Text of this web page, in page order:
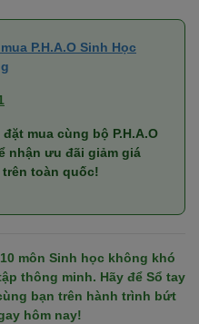
P.H.A.O Sinh Học
mua cùng bộ P.H.A.O
nhận ưu đãi giảm giá
toàn quốc!
môn Sinh học không khó
thông minh. Hãy để Sổ tay
bạn trên hành trình bứt
hôm nay!